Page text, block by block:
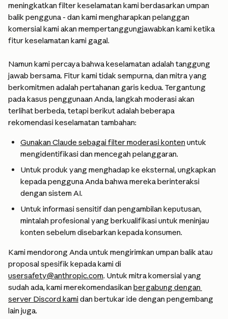
meningkatkan filter keselamatan kami berdasarkan umpan
balik pengguna - dan kami mengharapkan pelanggan
komersial kami akan mempertanggungjawabkan kami ketika
fitur keselamatan kami gagal.
Namun kami percaya bahwa keselamatan adalah tanggung
jawab bersama. Fitur kami tidak sempurna, dan mitra yang
berkomitmen adalah pertahanan garis kedua. Tergantung
pada kasus penggunaan Anda, langkah moderasi akan
terlihat berbeda, tetapi berikut adalah beberapa
rekomendasi keselamatan tambahan:
Gunakan Claude sebagai filter moderasi konten untuk
mengidentifikasi dan mencegah pelanggaran.
Untuk produk yang menghadap ke eksternal, ungkapkan
kepada pengguna Anda bahwa mereka berinteraksi
dengan sistem AI.
Untuk informasi sensitif dan pengambilan keputusan,
mintalah profesional yang berkualifikasi untuk meninjau
konten sebelum disebarkan kepada konsumen.
Kami mendorong Anda untuk mengirimkan umpan balik atau
proposal spesifik kepada kami di
usersafety@anthropic.com. Untuk mitra komersial yang
sudah ada, kami merekomendasikan bergabung dengan
server Discord kami dan bertukar ide dengan pengembang
lain juga.